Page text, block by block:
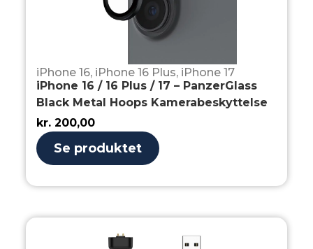
iPhone 16, iPhone 16 Plus, iPhone 17
iPhone 16 / 16 Plus / 17 – PanzerGlass
Black Metal Hoops Kamerabeskyttelse
kr. 200,00
Se produktet